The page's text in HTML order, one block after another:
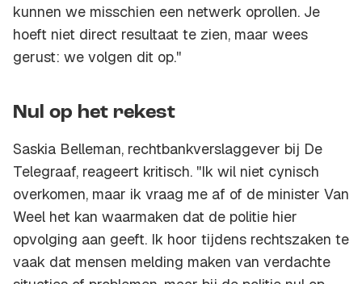
kunnen we misschien een netwerk oprollen. Je
hoeft niet direct resultaat te zien, maar wees
gerust: we volgen dit op.''
Nul op het rekest
Saskia Belleman, rechtbankverslaggever bij De
Telegraaf, reageert kritisch. ''Ik wil niet cynisch
overkomen, maar ik vraag me af of de minister Van
Weel het kan waarmaken dat de politie hier
opvolging aan geeft. Ik hoor tijdens rechtszaken te
vaak dat mensen melding maken van verdachte